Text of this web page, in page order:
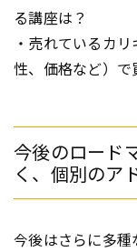
る講座は？
・売れているカ
性、価格など）で
今後のロード
く、個別のア
今後はさらに多